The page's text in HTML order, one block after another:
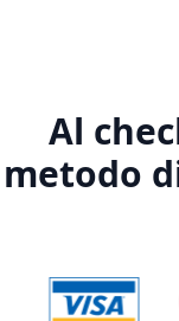
Al
metodo